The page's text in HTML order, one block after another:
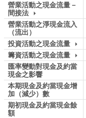
營業活動之現金流量－
間接法 arrow_drop_down
營業活動之淨現金流入
（流出）
投資活動之現金流量 arrow_drop_down
籌資活動之現金流量 arrow_drop_down
匯率變動對現金及約當
現金之影響
本期現金及約當現金增
加（減少）數
期初現金及約當現金餘
額